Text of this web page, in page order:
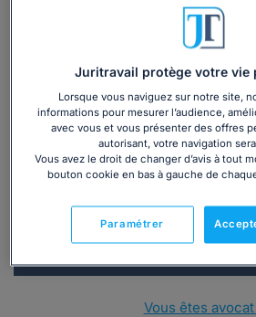
Vous souhaitez une
téléphone ?
Consulter
ou appelez le01 75 75 42 33(8h à
vendredi)
Vous êtes avocat
Juritravail protège votre vie
Lorsque vous naviguez sur notre site,
informations pour mesurer l’audience,
avec vous et vous présenter des offres
autorisant, votre navigation
Vous avez le droit de changer d’avis à tout
bouton cookie en bas à gauche de
Paramétrer